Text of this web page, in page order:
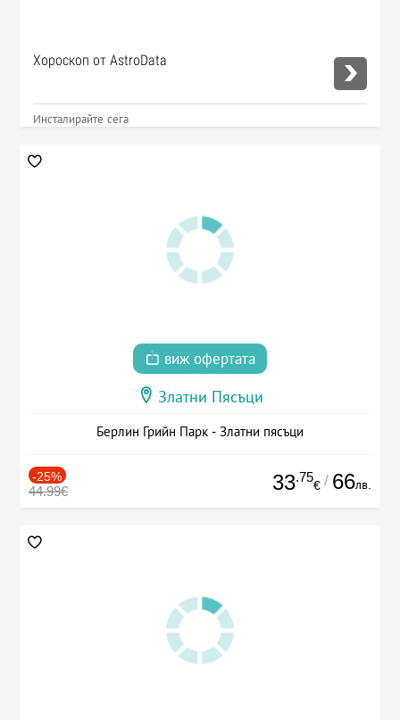
Хороскоп от AstroData
Инсталирайте сега
виж офертата
Златни Пясъци
Берлин Грийн Парк - Златни пясъци
-25%
44.99€ 33.75
€ / 66лв.